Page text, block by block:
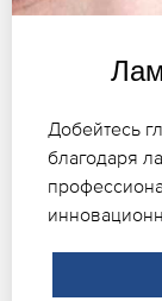
Добейтесь
благодаря